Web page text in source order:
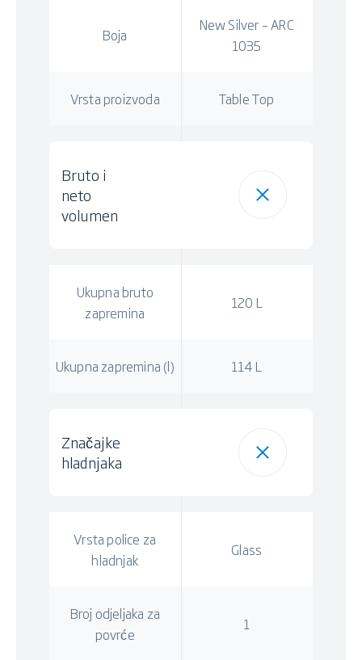
Boja
New Silver – ARC
1035
Vrsta proizvoda Table Top
Bruto i
neto
volumen
Ukupna bruto
zapremina
120 L
Ukupna zapremina (l) 114 L
Značajke
hladnjaka
Vrsta police za
hladnjak
Glass
Broj odjeljaka za
povrće
1